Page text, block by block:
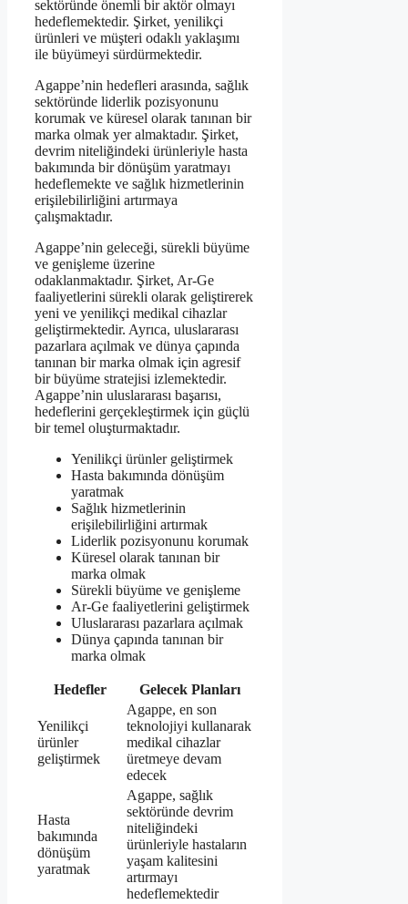
sektöründe önemli bir aktör olmayı
hedeflemektedir. Şirket, yenilikçi
ürünleri ve müşteri odaklı yaklaşımı
ile büyümeyi sürdürmektedir.
Agappe’nin hedefleri arasında, sağlık
sektöründe liderlik pozisyonunu
korumak ve küresel olarak tanınan bir
marka olmak yer almaktadır. Şirket,
devrim niteliğindeki ürünleriyle hasta
bakımında bir dönüşüm yaratmayı
hedeflemekte ve sağlık hizmetlerinin
erişilebilirliğini artırmaya
çalışmaktadır.
Agappe’nin geleceği, sürekli büyüme
ve genişleme üzerine
odaklanmaktadır. Şirket, Ar-Ge
faaliyetlerini sürekli olarak geliştirerek
yeni ve yenilikçi medikal cihazlar
geliştirmektedir. Ayrıca, uluslararası
pazarlara açılmak ve dünya çapında
tanınan bir marka olmak için agresif
bir büyüme stratejisi izlemektedir.
Agappe’nin uluslararası başarısı,
hedeflerini gerçekleştirmek için güçlü
bir temel oluşturmaktadır.
Yenilikçi ürünler geliştirmek
Hasta bakımında dönüşüm
yaratmak
Sağlık hizmetlerinin
erişilebilirliğini artırmak
Liderlik pozisyonunu korumak
Küresel olarak tanınan bir
marka olmak
Sürekli büyüme ve genişleme
Ar-Ge faaliyetlerini geliştirmek
Uluslararası pazarlara açılmak
Dünya çapında tanınan bir
marka olmak
Hedefler Gelecek Planları
Yenilikçi
ürünler
geliştirmek
Agappe, en son
teknolojiyi kullanarak
medikal cihazlar
üretmeye devam
edecek
Hasta
bakımında
dönüşüm
yaratmak
Agappe, sağlık
sektöründe devrim
niteliğindeki
ürünleriyle hastaların
yaşam kalitesini
artırmayı
hedeflemektedir